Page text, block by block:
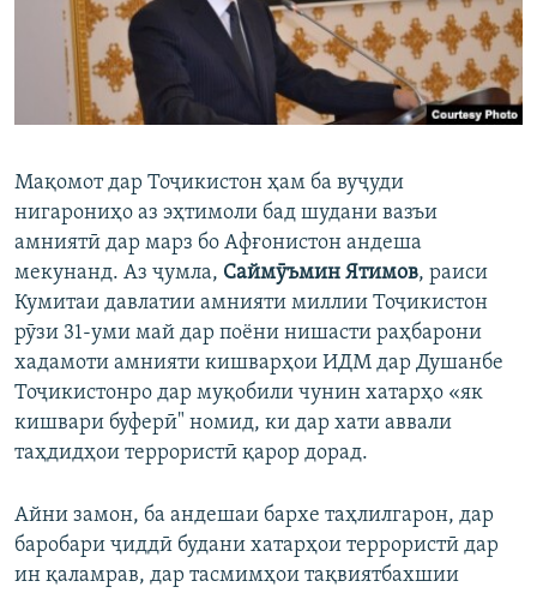
Мақомот дар Тоҷикистон ҳам ба вуҷуди
нигарониҳо аз эҳтимоли бад шудани вазъи
амниятӣ дар марз бо Афғонистон андеша
мекунанд. Аз ҷумла, Саймӯъмин Ятимов, раиси
Кумитаи давлатии амнияти миллии Тоҷикистон
рӯзи 31-уми май дар поёни нишасти раҳбарони
хадамоти амнияти кишварҳои ИДМ дар Душанбе
Тоҷикистонро дар муқобили чунин хатарҳо «як
кишвари буферӣ" номид, ки дар хати аввали
таҳдидҳои террористӣ қарор дорад.
Айни замон, ба андешаи бархе таҳлилгарон, дар
баробари ҷиддӣ будани хатарҳои террористӣ дар
ин қаламрав, дар тасмимҳои тақвиятбахшии